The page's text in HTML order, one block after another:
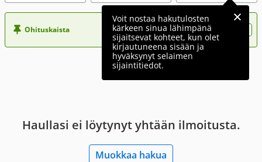
Voit nostaa hakutulosten
kärkeen sinua lähimpänä
sijaitsevat kohteet, kun olet
kirjautuneena sisään ja
hyväksynyt selaimen
sijaintitiedot.
Ohituskaista Nosta ilmoituksesi tähän?
Haullasi ei löytynyt yhtään ilmoitusta.
Muokkaa hakua